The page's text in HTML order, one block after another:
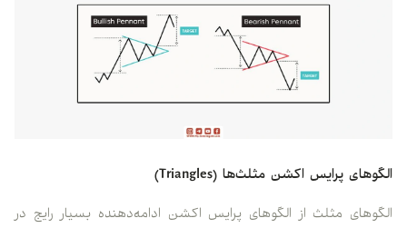
الگوهای پرایس اکشن مثلث‌ها (Triangles)
الگوهای مثلث از الگوهای پرایس اکشن ادامه‌دهنده بسیار رایج در